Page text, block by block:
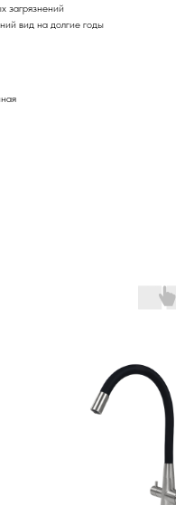
загрязнений
вид на долгие годы